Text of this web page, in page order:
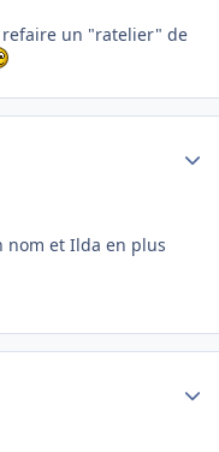
un "ratelier" de
nom et Ilda en plus